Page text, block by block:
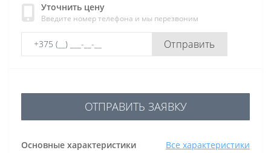
Уточнить цену
Введите номер телефона и мы перезвоним
Отправить
Основные характеристики Все характеристики
ОТПРАВИТЬ ЗАЯВКУ